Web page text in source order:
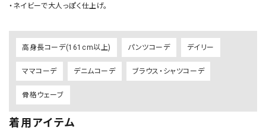
・ネイビーで大人っぽく仕上げ。
高身長コーデ(161cm以上) パンツコーデ デイリー
ママコーデ デニムコーデ ブラウス・シャツコーデ
骨格ウェーブ
着用アイテム